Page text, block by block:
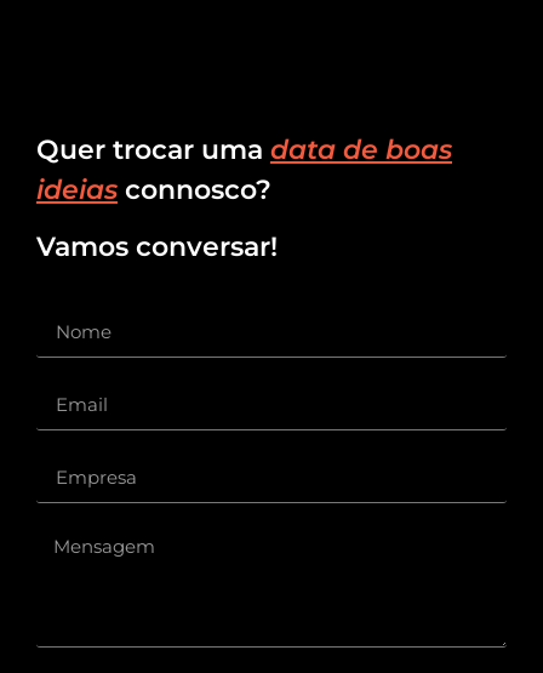
Quer trocar uma data de boas
ideias connosco?
Vamos conversar!